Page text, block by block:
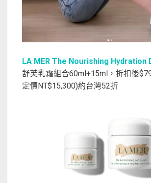
LA MER The Nourishing Hydration
舒芙乳霜組合60ml+15ml，折扣後
定價NT$15,300)約台灣52折